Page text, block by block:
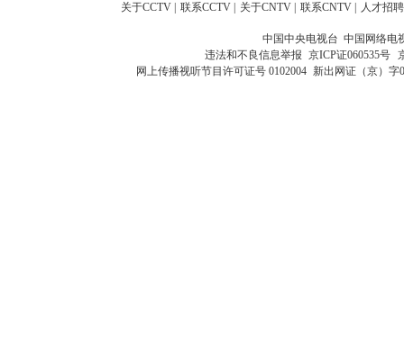
关于CCTV 联系CCTV 关于CNTV 联系CNTV 人才招聘
中国中央电视台 中国网络电
违法和不良信息举报 京ICP证060535号
网上传播视听节目许可证号 0102004 新出网证（京）